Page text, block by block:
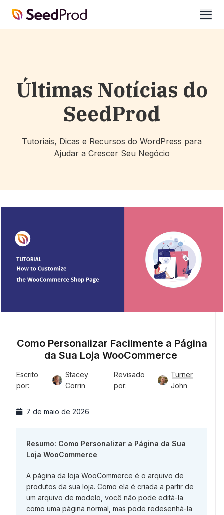
SeedProd
Últimas Notícias do
SeedProd
Tutoriais, Dicas e Recursos do WordPress para
Ajudar a Crescer Seu Negócio
Como Personalizar Facilmente a Página
da Sua Loja WooCommerce
Escrito
por:
Stacey
Corrin
Revisado
por:
Turner
John
7 de maio de 2026
Resumo: Como Personalizar a Página da Sua
Loja WooCommerce
A página da loja WooCommerce é o arquivo de
produtos da sua loja. Como ela é criada a partir de
um arquivo de modelo, você não pode editá-la
como uma página normal, mas pode redesenhá-la